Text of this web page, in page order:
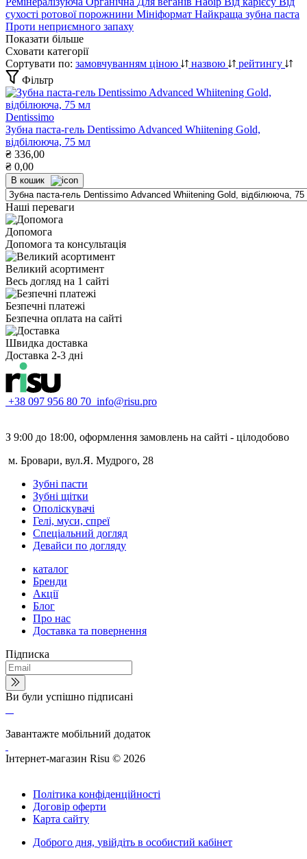
сухості ротової порожнини Мініформат Найкраща зубна паста
Проти неприємного запаху
Показати більше
Сховати категорії
Сортувати по: замовчуванням ціною назвою
рейтингу
Фільтр
Dentissimo
Зубна паста-гель Dentissimo Advanced Whiitening Gold,
відбілююча, 75 мл
₴ 336,00
₴ 0,00
В кошик
Наші переваги
Допомога
Допомога та консультація
Великий асортимент
Весь догляд на 1 сайті
Безпечні платежі
Безпечна оплата на сайті
Швидка доставка
Доставка 2-3 дні
+38 097 956 80 70 info@risu.pro
З 9:00 до 18:00, оформлення замовлень на сайті - цілодобово
м. Бровари, вул.Я. Мудрого, 28
Зубні пасти
Зубні щітки
Ополіскувачі
Гелі, муси, спреї
Спеціальний догляд
Девайси по догляду
каталог
Бренди
Акції
Блог
Про нас
Доставка та повернення
Підписка
Ви були успішно підписані
Завантажте мобільний додаток
Інтернет-магазин Risu © 2026
Політика конфіденційності
Договір оферти
Карта сайту
Доброго дня, увійдіть в особистий кабінет